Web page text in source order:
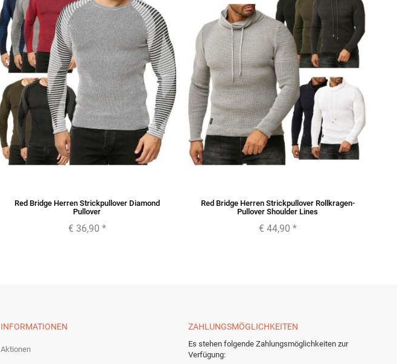
Red Bridge Herren Strickpullover Diamond
Pullover
€ 36,90 *
Red Bridge Herren Strickpullover Rollkragen-
Pullover Shoulder Lines
€ 44,90 *
INFORMATIONEN
Aktionen
ZAHLUNGSMÖGLICHKEITEN
Es stehen folgende Zahlungsmöglichkeiten zur
Verfügung: